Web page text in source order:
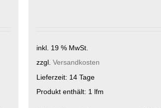
inkl. 19 % MwSt.
zzgl. Versandkosten
Lieferzeit: 14 Tage
Produkt enthält: 1 lfm